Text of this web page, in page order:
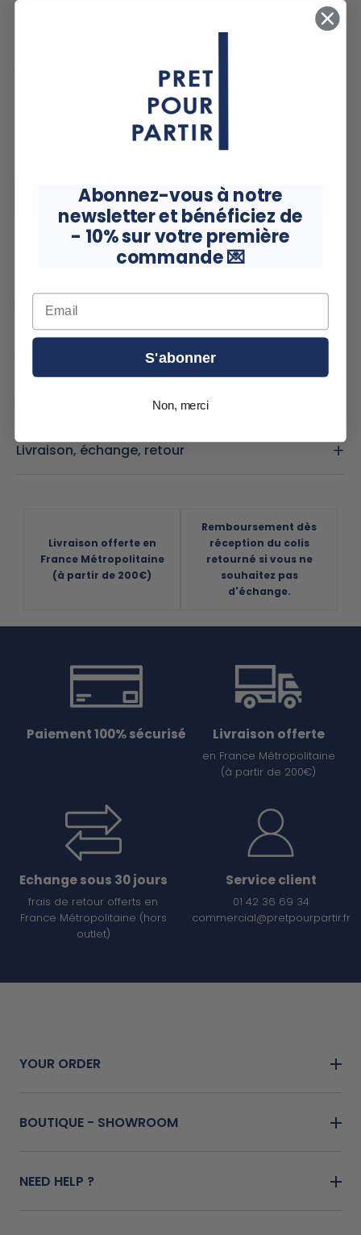
ADD TO CART — €295,00
PAYEZ EN 3 FOIS SANS FRAIS —€98,33
Informations produits
Livraison, échange, retour
Livraison offerte en
France Métropolitaine
(à partir de 200€)
Remboursement dès
réception du colis
retourné si vous ne
souhaitez pas
d'échange.
Paiement 100% sécurisé Livraison offerte
en France Métropolitaine
(à partir de 200€)
Echange sous 30 jours
frais de retour offerts en
France Métropolitaine (hors
outlet)
Service client
01 42 36 69 34
commercial@pretpourpartir.fr
YOUR ORDER
BOUTIQUE - SHOWROOM
NEED HELP ?
Abonnez-vous à notre
newsletter etbénéficiez de
- 10% sur votre première
commande💌
Email
S'abonner
Non, merci